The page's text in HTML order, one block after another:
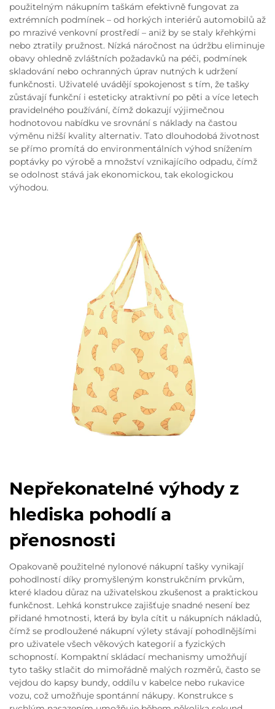
použitelným nákupním taškám efektivně fungovat za
extrémních podmínek – od horkých interiérů automobilů až
po mrazivé venkovní prostředí – aniž by se staly křehkými
nebo ztratily pružnost. Nízká náročnost na údržbu eliminuje
obavy ohledně zvláštních požadavků na péči, podmínek
skladování nebo ochranných úprav nutných k udržení
funkčnosti. Uživatelé uvádějí spokojenost s tím, že tašky
zůstávají funkční i esteticky atraktivní po pěti a více letech
pravidelného používání, čímž dokazují výjimečnou
hodnotovou nabídku ve srovnání s náklady na častou
výměnu nižší kvality alternativ. Tato dlouhodobá životnost
se přímo promítá do environmentálních výhod snížením
poptávky po výrobě a množství vznikajícího odpadu, čímž
se odolnost stává jak ekonomickou, tak ekologickou
výhodou.
Nepřekonatelné výhody z
hlediska pohodlí a
přenosnosti
Opakovaně použitelné nylonové nákupní tašky vynikají
pohodlností díky promyšleným konstrukčním prvkům,
které kladou důraz na uživatelskou zkušenost a praktickou
funkčnost. Lehká konstrukce zajišťuje snadné nesení bez
přidané hmotnosti, která by byla cítit u nákupních nákladů,
čímž se prodloužené nákupní výlety stávají pohodlnějšími
pro uživatele všech věkových kategorií a fyzických
schopností. Kompaktní skládací mechanismy umožňují
tyto tašky stlačit do mimořádně malých rozměrů, často se
vejdou do kapsy bundy, oddílu v kabelce nebo rukavice
vozu, což umožňuje spontánní nákupy. Konstrukce s